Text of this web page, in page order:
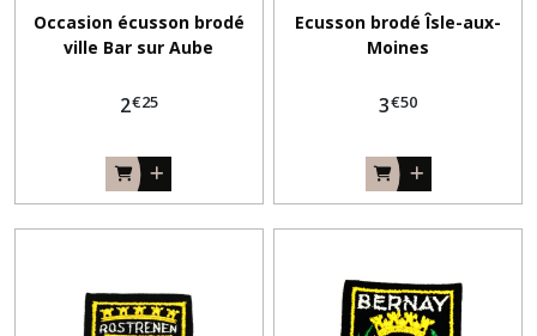
Occasion écusson brodé
ville Bar sur Aube
2€25
Ecusson brodé Îsle-aux-
Moines
3€50